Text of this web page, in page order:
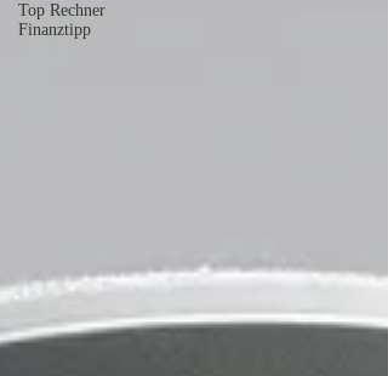
Top Rechner
Finanztipp